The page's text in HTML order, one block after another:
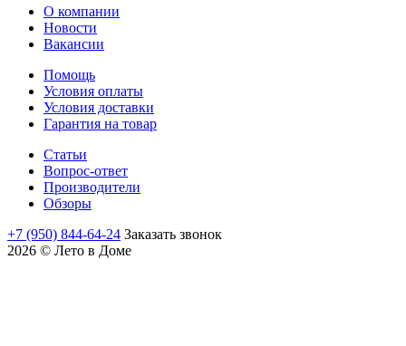
О компании
Новости
Вакансии
Помощь
Условия оплаты
Условия доставки
Гарантия на товар
Статьи
Вопрос-ответ
Производители
Обзоры
+7 (950) 844-64-24 Заказать звонок
2026 © Лето в Доме